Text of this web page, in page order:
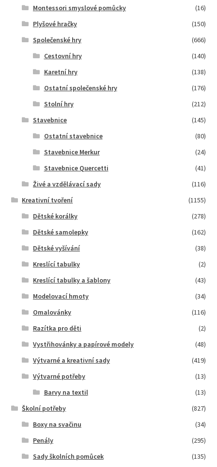
Montessori smyslové pomůcky
(16)
Plyšové hračky
(150)
Společenské hry
(666)
Cestovní hry
(140)
Karetní hry
(138)
Ostatní společenské hry
(176)
Stolní hry
(212)
Stavebnice
(145)
Ostatní stavebnice
(80)
Stavebnice Merkur
(24)
Stavebnice Quercetti
(41)
Živé a vzdělávací sady
(116)
Kreativní tvoření
(1155)
Dětské korálky
(278)
Dětské samolepky
(162)
Dětské vyšívání
(38)
Kreslící tabulky
(2)
Kreslící tabulky a šablony
(43)
Modelovací hmoty
(34)
Omalovánky
(116)
Razítka pro děti
(2)
Vystřihovánky a papírové modely
(48)
Výtvarné a kreativní sady
(419)
Výtvarné potřeby
(13)
Barvy na textil
(13)
Školní potřeby
(827)
Boxy na svačinu
(34)
Penály
(295)
Sady školních pomůcek
(135)